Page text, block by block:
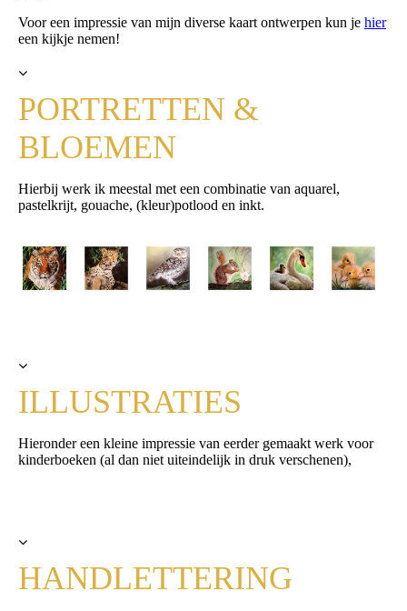
Voor een impressie van mijn diverse kaart ontwerpen kun je hier
een kijkje nemen!
PORTRETTEN &
BLOEMEN
Hierbij werk ik meestal met een combinatie van aquarel,
pastelkrijt, gouache, (kleur)potlood en inkt.
ILLUSTRATIES
Hieronder een kleine impressie van eerder gemaakt werk voor
kinderboeken (al dan niet uiteindelijk in druk verschenen),
HANDLETTERING